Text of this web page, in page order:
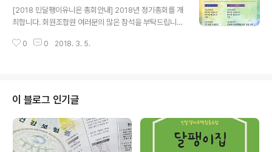
같은 탐구를 통해 집에 대한 생각을 파헤쳐 보기도 하였습
니다. 이 날 행사에서는 특히 많은 회원 조합원 분들의 질의
당’을 통해 후보자들이 직접 음식을 준비하고 편하게 이야
[2018 민달팽이유니온 총회안내] 2018년 정기총회를 개
최합니다. 회원조합원 여러분의 많은 참석을 부탁드립니
(토) 오후 1-7시 장소 : 서울시 영등포구 영신로 183 (영등
온 제7기 임원 보궐선거 - 2018년 민달팽이유니온 사업
계획 승인 - 2018년 민달팽이유니온 예산안 승인 - 기타
안건 ㅇ 총회 안내 및 참석 확인 : https://goo.gl/2PZzE
9 ※※참석 여부에 따라 위임장도 함께 부탁드리고 있습니
다. 위 링크를 꼭 확인 부탁드립니다※※ ..
0 0 2018. 3. 5.
이 블로그 인기글